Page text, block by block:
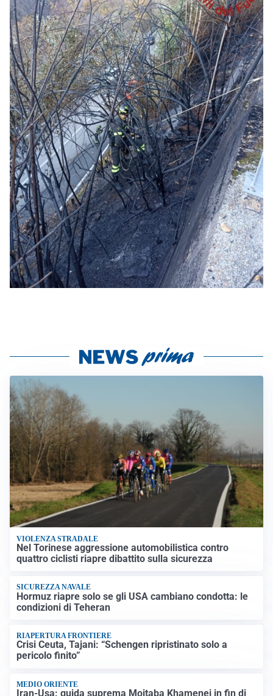
VIOLENZA STRADALE
Nel Torinese aggressione automobilistica contro
quattro ciclisti riapre dibattito sulla sicurezza
SICUREZZA NAVALE
Hormuz riapre solo se gli USA cambiano condotta: le
condizioni di Teheran
RIAPERTURA FRONTIERE
Crisi Ceuta, Tajani: “Schengen ripristinato solo a
pericolo finito”
MEDIO ORIENTE
Iran-Usa: guida suprema Mojtaba Khamenei in fin di